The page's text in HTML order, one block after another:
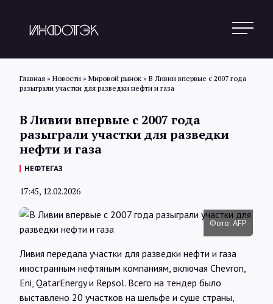
Интервью
Главная » Новости » Мировой рынок » В Ливии впервые с 2007 года
разыграли участки для разведки нефти и газа
В Ливии впервые с 2007 года
разыграли участки для разведки
нефти и газа
НЕФТЕГАЗ
17:45, 12.02.2026
Фото: AFP
Ливия передала участки для разведки нефти и газа
иностранным нефтяным компаниям, включая Chevron,
Eni, QatarEnergy и Repsol. Всего на тендер было
выставлено 20 участков на шельфе и суше страны,